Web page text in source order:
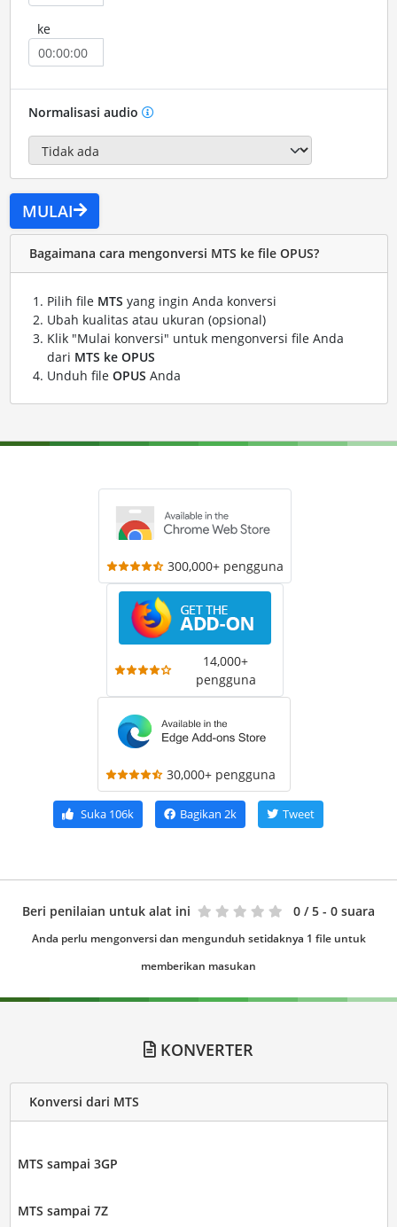
ke
Normalisasi audio
MULAI
Bagaimana cara mengonversi MTS ke file OPUS?
Pilih file MTS yang ingin Anda konversi
Ubah kualitas atau ukuran (opsional)
Klik "Mulai konversi" untuk mengonversi file Anda
dari MTS ke OPUS
Unduh file OPUS Anda
300,000+ pengguna
14,000+
pengguna
30,000+ pengguna
Suka106k Bagikan 2k Tweet
Beri penilaian untuk alat ini 0 / 5 - 0 suara
Anda perlu mengonversi dan mengunduh setidaknya 1 file untuk
memberikan masukan
KONVERTER
Konversi dari MTS
MTS sampai 3GP
MTS sampai 7Z